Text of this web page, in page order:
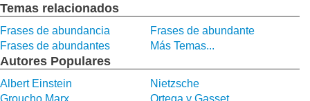
Temas relacionados
Frases de abundancia
Frases de abundante
Frases de abundantes
Más Temas...
Autores Populares
Albert Einstein
Nietzsche
Groucho Marx
Ortega y Gasset